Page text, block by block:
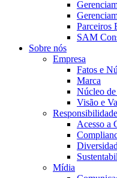
Parceiros
SAM
Sobre nós
Empresa
Fatos e
Marca
Núcleo
Visão e
Responsibilidade
Acesso a
Mídia